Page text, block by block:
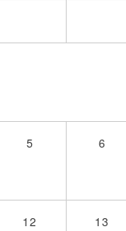
5 6
12 13